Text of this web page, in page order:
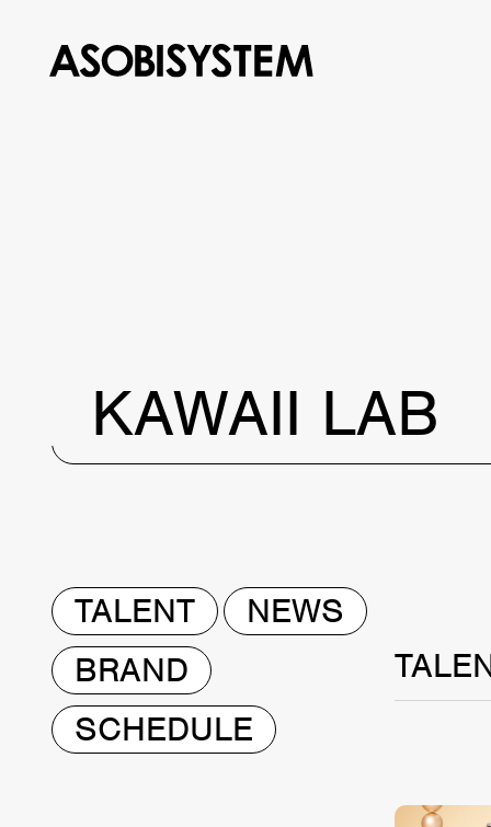
KAWAII LAB
TALENT
NEWS
BRAND
SCHEDULE